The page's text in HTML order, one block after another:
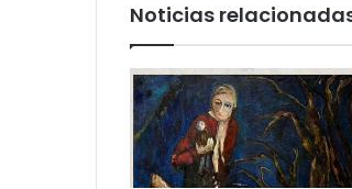
Noticias